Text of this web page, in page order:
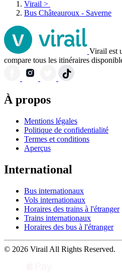
Virail >
Bus Châteauroux - Saverne
Virail est
compare tous les itinéraires
À propos
Mentions légales
Politique de confidentialité
Termes et conditions
Aperçus
International
Bus internationaux
Vols internationaux
Horaires des trains à l'étranger
Trains internationaux
Horaires des bus à l'étranger
© 2026 Virail All Rights Reserved.